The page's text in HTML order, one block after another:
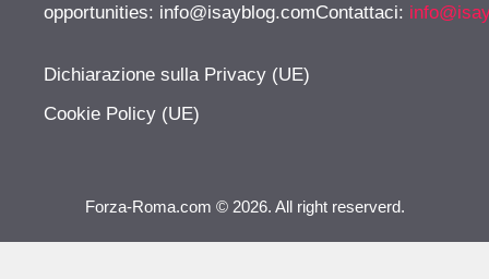
opportunities: info@isayblog.comContattaci:
Dichiarazione sulla Privacy (UE)
Cookie Policy (UE)
Forza-Roma.com © 2026. All right reserverd.